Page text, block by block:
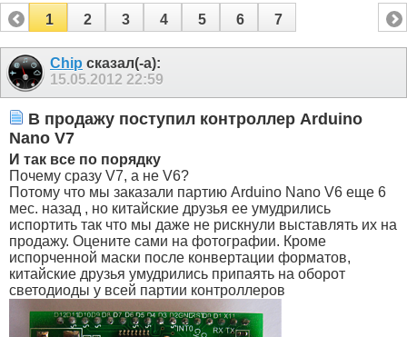
1 2 3 4 5 6 7
Chip сказал(-а):
15.05.2012 22:59
В продажу поступил контроллер Arduino
Nano V7
И так все по порядку
Почему сразу V7, а не V6?
Потому что мы заказали партию Arduino Nano V6 еще 6
мес. назад , но китайские друзья ее умудрились
испортить так что мы даже не рискнули выставлять их на
продажу. Оцените сами на фотографии. Кроме
испорченной маски после конвертации форматов,
китайские друзья умудрились припаять на оборот
светодиоды у всей партии контроллеров